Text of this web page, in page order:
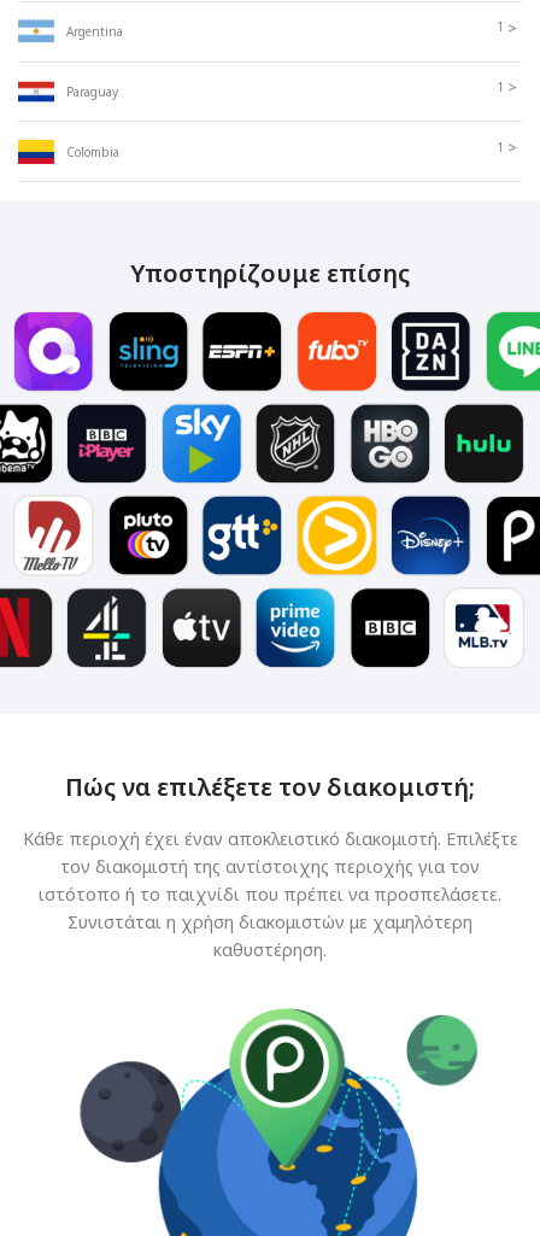
Argentina 1 >
Paraguay 1 >
Colombia 1 >
Υποστηρίζουμε επίσης
Πώς να επιλέξετε τον διακομιστή;
Κάθε περιοχή έχει έναν αποκλειστικό διακομιστή. Επιλέξτε
τον διακομιστή της αντίστοιχης περιοχής για τον
ιστότοπο ή το παιχνίδι που πρέπει να προσπελάσετε.
Συνιστάται η χρήση διακομιστών με χαμηλότερη
καθυστέρηση.